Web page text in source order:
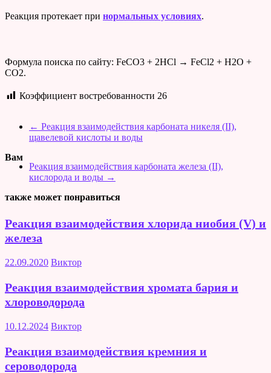
Реакция протекает при нормальных условиях.
Формула поиска по сайту: FeCO3 + 2HCl → FeCl2 + H2O +
CO2.
Коэффициент востребованности 26
← Реакция взаимодействия карбоната никеля (II),
щавелевой кислоты и воды
Реакция взаимодействия карбоната железа (II),
кислорода и воды →
Вам
также может понравиться
Реакция взаимодействия хлорида ниобия (V) и
железа
22.09.2020 Виктор
Реакция взаимодействия хромата бария и
хлороводорода
10.12.2024 Виктор
Реакция взаимодействия кремния и
сероводорода